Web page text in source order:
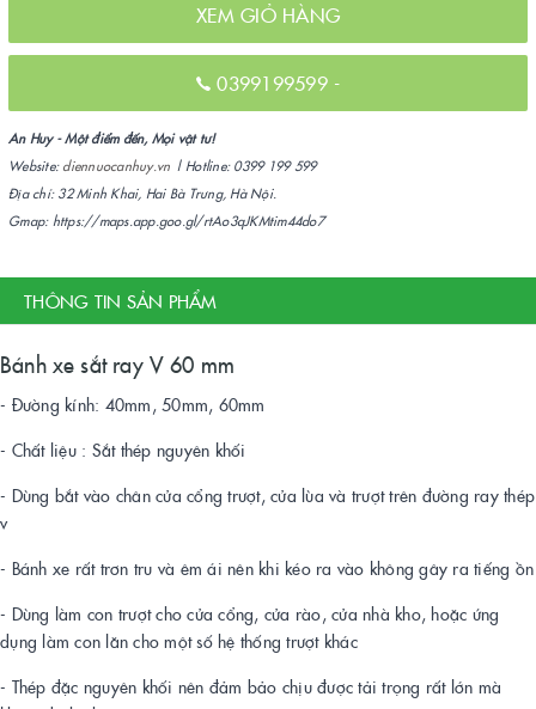
XEM GIỎ HÀNG
0399199599 -
An Huy - Một điểm đến, Mọi vật tư!
Website: diennuocanhuy.vn | Hotline: 0399 199 599
Địa chỉ: 32 Minh Khai, Hai Bà Trưng, Hà Nội.
Gmap: https://maps.app.goo.gl/rtAo3qJKMtim44do7
THÔNG TIN SẢN PHẨM
Bánh xe sắt ray V 60 mm
- Đường kính: 40mm, 50mm, 60mm
- Chất liệu : Sắt thép nguyên khối
- Dùng bắt vào chân cửa cổng trượt, cửa lùa và trượt trên đường ray thép
v
- Bánh xe rất trơn tru và êm ái nên khi kéo ra vào không gây ra tiếng ồn
- Dùng làm con trượt cho cửa cổng, cửa rào, cửa nhà kho, hoặc ứng
dụng làm con lăn cho một số hệ thống trượt khác
- Thép đặc nguyên khối nên đảm bảo chịu được tải trọng rất lớn mà